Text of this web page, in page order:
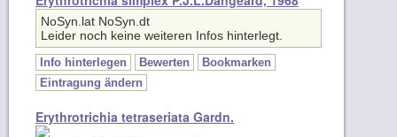
NoSyn.lat NoSyn.dt
Leider noch keine weiteren Infos hinterlegt.
Info hinterlegen Bewerten
Bookmarken
Eintragung ändern
Erythrotrichia tetraseriata Gardn.